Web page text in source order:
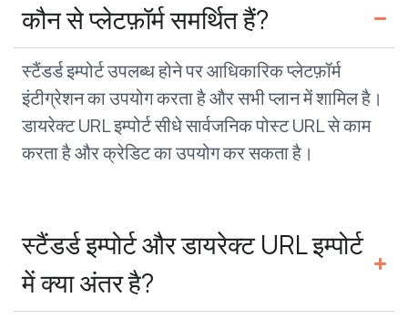
कौन से प्लेटफ़ॉर्म समर्थित हैं?
स्टैंडर्ड इम्पोर्ट उपलब्ध होने पर आधिकारिक प्लेटफ़ॉर्म
इंटीग्रेशन का उपयोग करता है और सभी प्लान में शामिल है।
डायरेक्ट URL इम्पोर्ट सीधे सार्वजनिक पोस्ट URL से काम
करता है और क्रेडिट का उपयोग कर सकता है।
स्टैंडर्ड इम्पोर्ट और डायरेक्ट URL इम्पोर्ट
में क्या अंतर है?